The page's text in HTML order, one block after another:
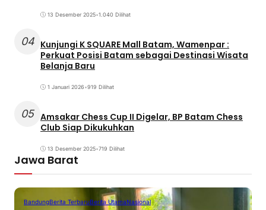
13 Desember 2025•1.040 Dilihat
04 Kunjungi K SQUARE Mall Batam, Wamenpar :
Perkuat Posisi Batam sebagai Destinasi Wisata
Belanja Baru
1 Januari 2026•919 Dilihat
05 Amsakar Chess Cup II Digelar, BP Batam Chess
Club Siap Dikukuhkan
13 Desember 2025•719 Dilihat
Jawa Barat
BandungBerita TerbaruBerita UtamaNasional